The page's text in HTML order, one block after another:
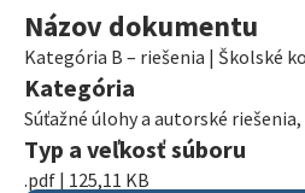
Názov dokumentu
Kategória B – riešenia | Školské
Kategória
Súťažné úlohy a autorské riešenia,
Typ a veľkosť súboru
.pdf | 125,11 KB